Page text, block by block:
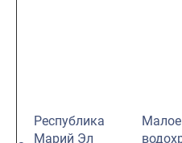
Республика
Марий Эл
Малое